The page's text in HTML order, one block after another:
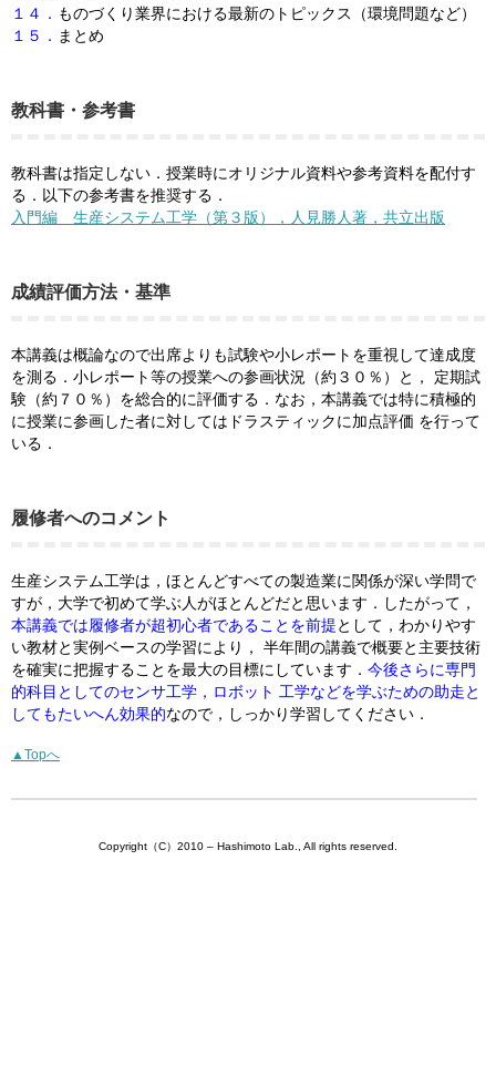
１４． ものづくり業界における最新のトピックス（環境問題など）
１５． まとめ
教科書・参考書
教科書は指定しない．授業時にオリジナル資料や参考資料を配付す
る．以下の参考書を推奨する．
入門編 生産システム工学（第３版），人見勝人著，共立出版
成績評価方法・基準
本講義は概論なので出席よりも試験や小レポートを重視して達成度
を測る．小レポート等の授業への参画状況（約３０％）と， 定期試
験（約７０％）を総合的に評価する．なお，本講義では特に積極的
に授業に参画した者に対してはドラスティックに加点評価 を行って
いる．
履修者へのコメント
生産システム工学は，ほとんどすべての製造業に関係が深い学問で
すが，大学で初めて学ぶ人がほとんどだと思います．したがって，
本講義では履修者が超初心者であることを前提として，わかりやす
い教材と実例ベースの学習により， 半年間の講義で概要と主要技術
を確実に把握することを最大の目標にしています． 今後さらに専門
的科目としてのセンサ工学，ロボット 工学などを学ぶための助走と
してもたいへん効果的なので，しっかり学習してください．
▲Topへ
Copyright（C）2010 – Hashimoto Lab., All rights reserved.